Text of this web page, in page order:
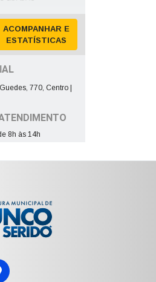
ACOMPANHAR E
ESTATÍSTICAS
770, Centro |
8h às 14h